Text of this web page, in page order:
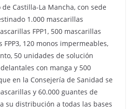
Castilla-La Mancha, con sede
1.000 mascarillas
FPP1, 500 mascarillas
FPP3, 120 monos impermeables,
50 unidades de solución
con manga y 500
en la Consejería de Sanidad se
y 60.000 guantes de
su distribución a todas las bases